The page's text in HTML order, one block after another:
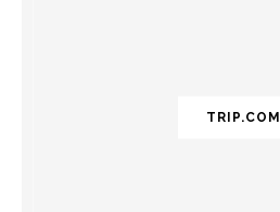
TRIP.COM